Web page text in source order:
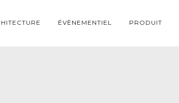
ÉVÈNEMENTIEL PRODUIT